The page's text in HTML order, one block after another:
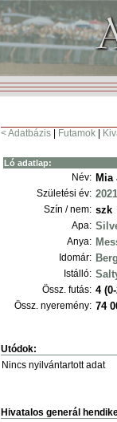
< Adatbázis Futamok
Ló adatlap:
Név: Mia
Születési év: 2021
Szín / nem: szk
Apa:
Anya:
Idomár:
Istálló:
Össz. futás: 4
Össz. nyeremény: 74
Utódok:
Nincs nyilvántartott adat
Hivatalos generál